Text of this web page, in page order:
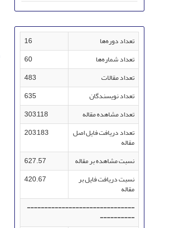
تعداد دوره‌ها
16
تعداد شماره‌ها
60
تعداد مقالات
483
تعداد نویسندگان
635
تعداد مشاهده مقاله
303,118
تعداد دریافت فایل اصل
مقاله
203,183
نسبت مشاهده بر مقاله
627.57
نسبت دریافت فایل بر
مقاله
420.67
-------------------------------
----------